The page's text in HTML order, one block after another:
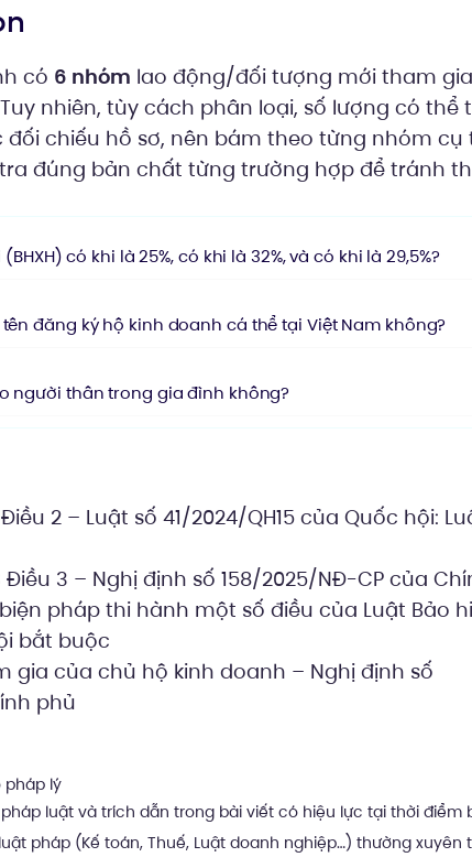
có 6 nhóm lao động/đối tượng mới tham gia
nhiên, tùy cách phân loại, số lượng có thể
đối chiếu hồ sơ, nên bám theo từng nhóm cụ
đúng bản chất từng trường hợp để tránh
có khi là 25%, có khi là 32%, và có khi là 29,5%?
đăng ký hộ kinh doanh cá thể tại Việt Nam không?
người thân trong gia đình không?
2 – Luật số 41/2024/QH15 của Quốc hội:
3 – Nghị định số 158/2025/NĐ-CP của
pháp thi hành một số điều của Luật Bảo
bắt buộc
gia của chủ hộ kinh doanh – Nghị định số
phủ
pháp lý
luật và trích dẫn trong bài viết có hiệu lực tại thời điểm
pháp (Kế toán, Thuế, Luật doanh nghiệp…) thường xuyên